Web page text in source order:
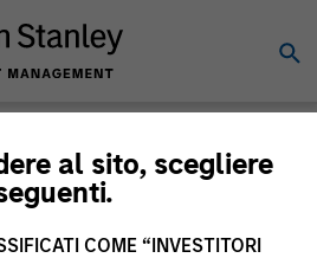
al sito, scegliere
COME “INVESTITORI